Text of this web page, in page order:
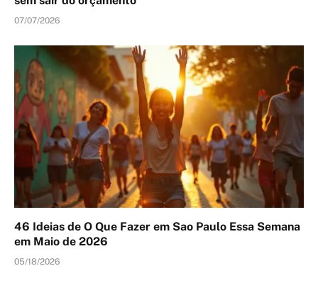
07/07/2026
46 Ideias de O Que Fazer em Sao Paulo Essa Semana
em Maio de 2026
05/18/2026